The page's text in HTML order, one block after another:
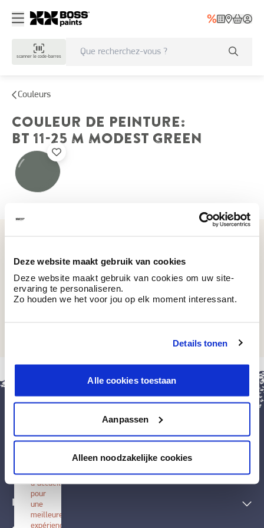
Deze website maakt gebruik van cookies
Deze website maakt gebruik van cookies om uw site-
ervaring te personaliseren.
Zo houden we het voor jou op elk moment interessant.
Details tonen
Alle cookies toestaan
Aanpassen
Alleen noodzakelijke cookies
scanner le code-barres
Couleurs
COULEUR DE PEINTURE:
BT 11-25 M MODEST GREEN
Techniques décoratives
Inspiration
BOSS
application
écran
d'accueil
pour
une
meilleure
expérience.
fermer